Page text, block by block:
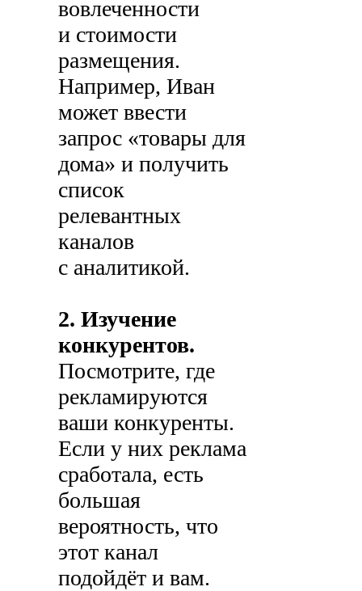
вовлеченности
и стоимости
размещения.
Например, Иван
может ввести
запрос «товары для
дома» и получить
список
релевантных
каналов
с аналитикой.
2. Изучение
конкурентов.
Посмотрите, где
рекламируются
ваши конкуренты.
Если у них реклама
сработала, есть
большая
вероятность, что
этот канал
подойдёт и вам.